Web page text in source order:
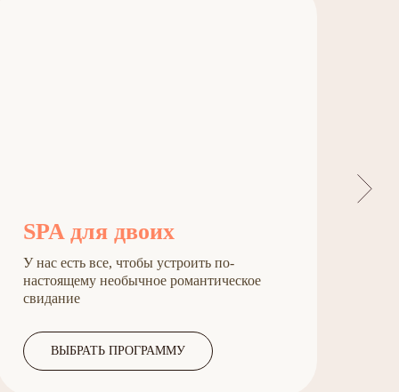
SPA для двоих
У нас есть все, чтобы устроить по-
настоящему необычное романтическое
свидание
ВЫБРАТЬ ПРОГРАММУ